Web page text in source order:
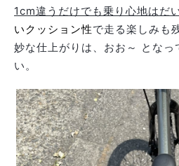
1cm違うだけでも乗り心地はだ
いクッション性で走る楽しみも
妙な仕上がりは、おお～ となっ
い。